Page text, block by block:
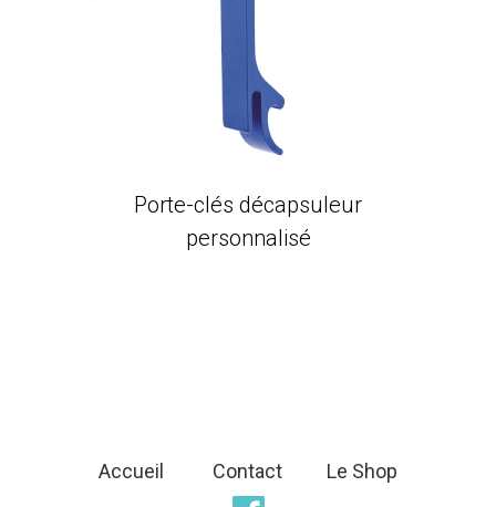
Porte-clés décapsuleur
personnalisé
Accueil Contact Le Shop